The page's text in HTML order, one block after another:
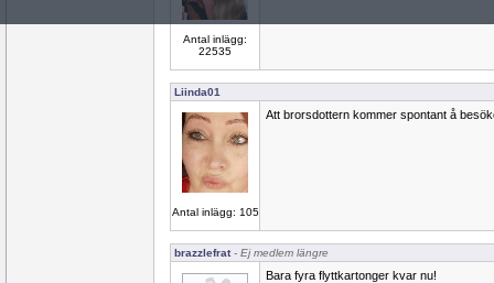
Antal inlägg:
22535
Liinda01
Antal inlägg: 105
Att brorsdottern kommer spontant å
brazzlefrat- Ej medlem längre
Bara fyra flyttkartonger kvar nu!